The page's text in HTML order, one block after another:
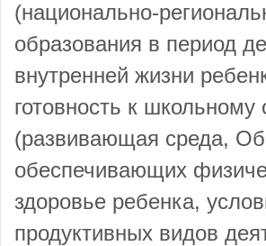
(национально-
образования в период
внутренней жизни
готовность к
(развивающая среда,
обеспечивающих
здоровье ребенка,
продуктивных видов